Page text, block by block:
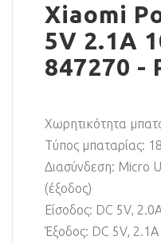
Xiaomi
5V 2.1A
847270 -
Χωρητικότητα
Τύπος μπαταρίας:
Διασύνδεση: Micro
(έξοδος)
Είσοδος: DC 5V,
Έξοδος: DC 5V, 2.1A